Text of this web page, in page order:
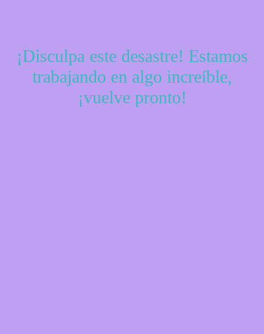
¡Disculpa este desastre! Estamos
trabajando en algo increíble,
¡vuelve pronto!